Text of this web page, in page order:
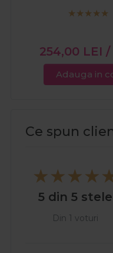
254,00 LEI /
Adauga in
Ce spun
5 din 5 stele
Din 1 voturi